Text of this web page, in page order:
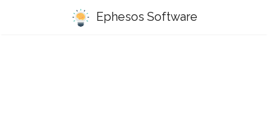
Ephesos Software